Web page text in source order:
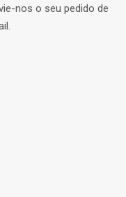
nos o seu pedido de